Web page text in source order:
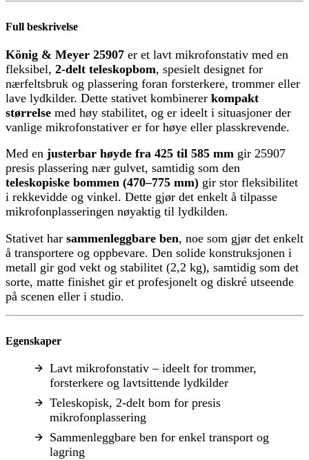
Full beskrivelse
König & Meyer 25907 er et lavt mikrofonstativ med en
fleksibel, 2-delt teleskopbom, spesielt designet for
nærfeltsbruk og plassering foran forsterkere, trommer eller
lave lydkilder. Dette stativet kombinerer kompakt
størrelse med høy stabilitet, og er ideelt i situasjoner der
vanlige mikrofonstativer er for høye eller plasskrevende.
Med en justerbar høyde fra 425 til 585 mm gir 25907
presis plassering nær gulvet, samtidig som den
teleskopiske bommen (470–775 mm) gir stor fleksibilitet
i rekkevidde og vinkel. Dette gjør det enkelt å tilpasse
mikrofonplasseringen nøyaktig til lydkilden.
Stativet har sammenleggbare ben, noe som gjør det enkelt
å transportere og oppbevare. Den solide konstruksjonen i
metall gir god vekt og stabilitet (2,2 kg), samtidig som det
sorte, matte finishet gir et profesjonelt og diskré utseende
på scenen eller i studio.
Egenskaper
Lavt mikrofonstativ – ideelt for trommer,
forsterkere og lavtsittende lydkilder
Teleskopisk, 2-delt bom for presis
mikrofonplassering
Sammenleggbare ben for enkel transport og
lagring